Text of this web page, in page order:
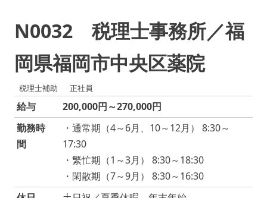
N0032 税理士事務所／福
岡県福岡市中央区薬院
税理士補助 正社員
給与
200,000円～270,000円
勤務時
間
・通常期（4～6月、10～12月） 8:30～
17:30
・繁忙期（1～3月） 8:30～18:30
・閑散期（7～9月） 8:30～16:30